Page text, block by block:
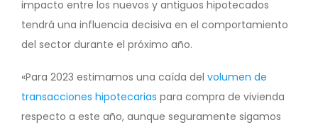
impacto entre los nuevos y antiguos hipotecados
tendrá una influencia decisiva en el comportamiento
del sector durante el próximo año.
«Para 2023 estimamos una caída del volumen de
transacciones hipotecarias para compra de vivienda
respecto a este año, aunque seguramente sigamos